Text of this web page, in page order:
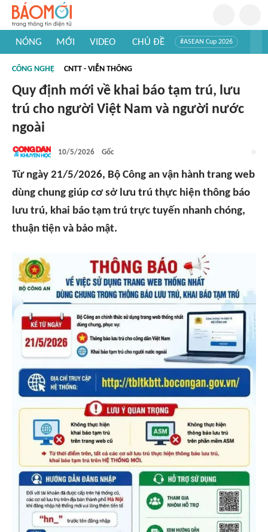
NÓNG MỚI VIDEO CHỦ ĐỀ #ASEAN Cup 2026
#Khám phá thế giới
CÔNG NGHỆ CNTT - VIỄN THÔNG
Quy định mới về khai báo tạm trú, lưu
trú cho người Việt Nam và người nước
ngoài
10/5/2026 Gốc
Từ ngày 21/5/2026, Bộ Công an vận hành trang web
dùng chung giúp cơ sở lưu trú thực hiện thông báo
lưu trú, khai báo tạm trú trực tuyến nhanh chóng,
thuận tiện và bảo mật.